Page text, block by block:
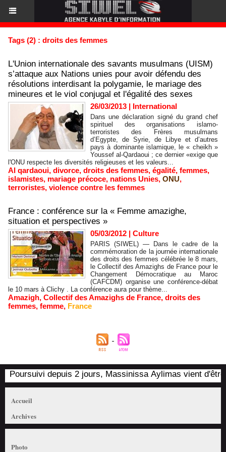
Tags (2) : droits des femmes
L'Union internationale des savants musulmans (UISM)
s’attaque aux Nations unies pour avoir défendu des
résolutions interdisant la polygamie, le mariage des
mineures et le viol conjugal et l'égalité des sexes
26/03/2013 | International
Dans une déclaration signé du grand chef
spirituel des organisations islamo-
terroristes des Frères musulmans
d’Egypte, de Syrie, de Libye et d’autres
pays à dominante islamique, le « cheikh »
Youssef al-Qardaoui ; ce dernier «exige que
l'ONU respecte les diversités religieuses et les valeurs...
Al qardaoui, divorce, droits des femmes, égalité, femmes,
islamistes, mariage précoce, nations Unies, ONU,
terroristes, violence contre les femmes
France : conférence sur la « Femme amazighe,
situation et perspectives »
05/03/2012 | Culture
PARIS (SIWEL) — Dans le cadre de la
commémoration de la journée internationale
des droits des femmes célébrée le 8 mars,
le Collectif des Amazighs de France pour le
Changement Démocratique au Maroc
(CAFCDM) organise une conférence-débat
le 10 mars à Clichy . La conférence aura pour thème...
Amazigh, Collectif des Amazighs de France, droits des
femmes, femme, France
Poursuivi depuis 2 jours, Massinissa Aylimas vient
Accueil
Archives
Photo